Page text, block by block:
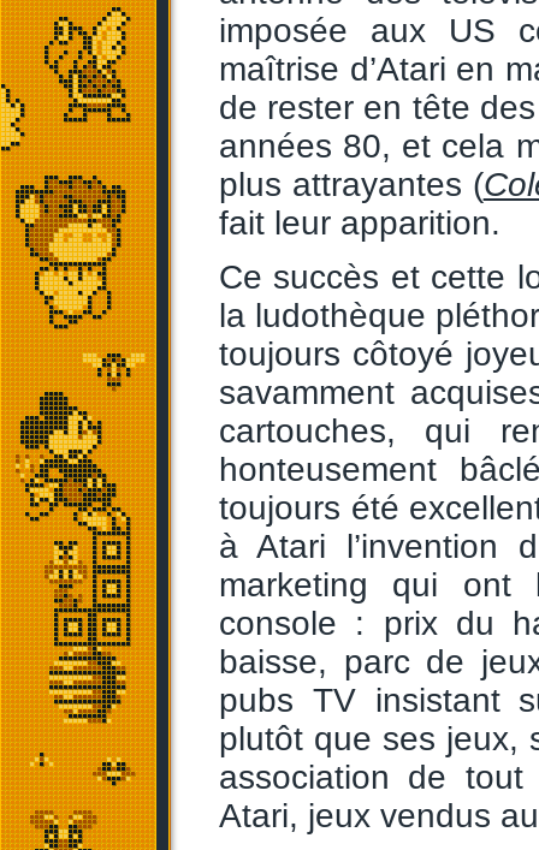
imposée aux US
maîtrise d’Atari en
de rester en tête
années 80, et cela
plus attrayantes (
fait leur apparition.
Ce succès et cette
la ludothèque
toujours côtoyé
savamment
cartouches, qui
honteusement
toujours été
à Atari l’invention
marketing qui ont
console : prix du
baisse, parc de
pubs TV insistant
plutôt que ses jeux,
association de
Atari, jeux vendus